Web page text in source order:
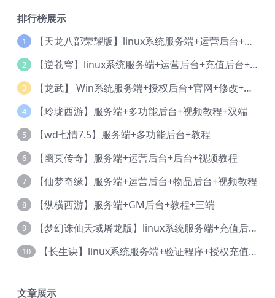
排行榜展示
1 【天龙八部荣耀版】linux系统服务端+运营后台+授权后台+视频教程
2 【逆苍穹】linux系统服务端+运营后台+充值后台+物品后台+视频教程
3 【龙武】 Win系统服务端+授权后台+官网+修改+视频教程
4 【玲珑西游】服务端+多功能后台+视频教程+双端
5 【wd七情7.5】服务端+多功能后台+教程
6 【幽冥传奇】服务端+运营后台+后台+视频教程
7 【仙梦奇缘】服务端+运营后台+物品后台+视频教程
8 【纵横西游】服务端+GM后台+教程+三端
9 【梦幻诛仙天域屠龙版】linux系统服务端+充值后台+本地验证+详细视频教程
10 【长生诀】linux系统服务端+验证程序+授权充值后台+安卓简体客户端+视频教程
文章展示